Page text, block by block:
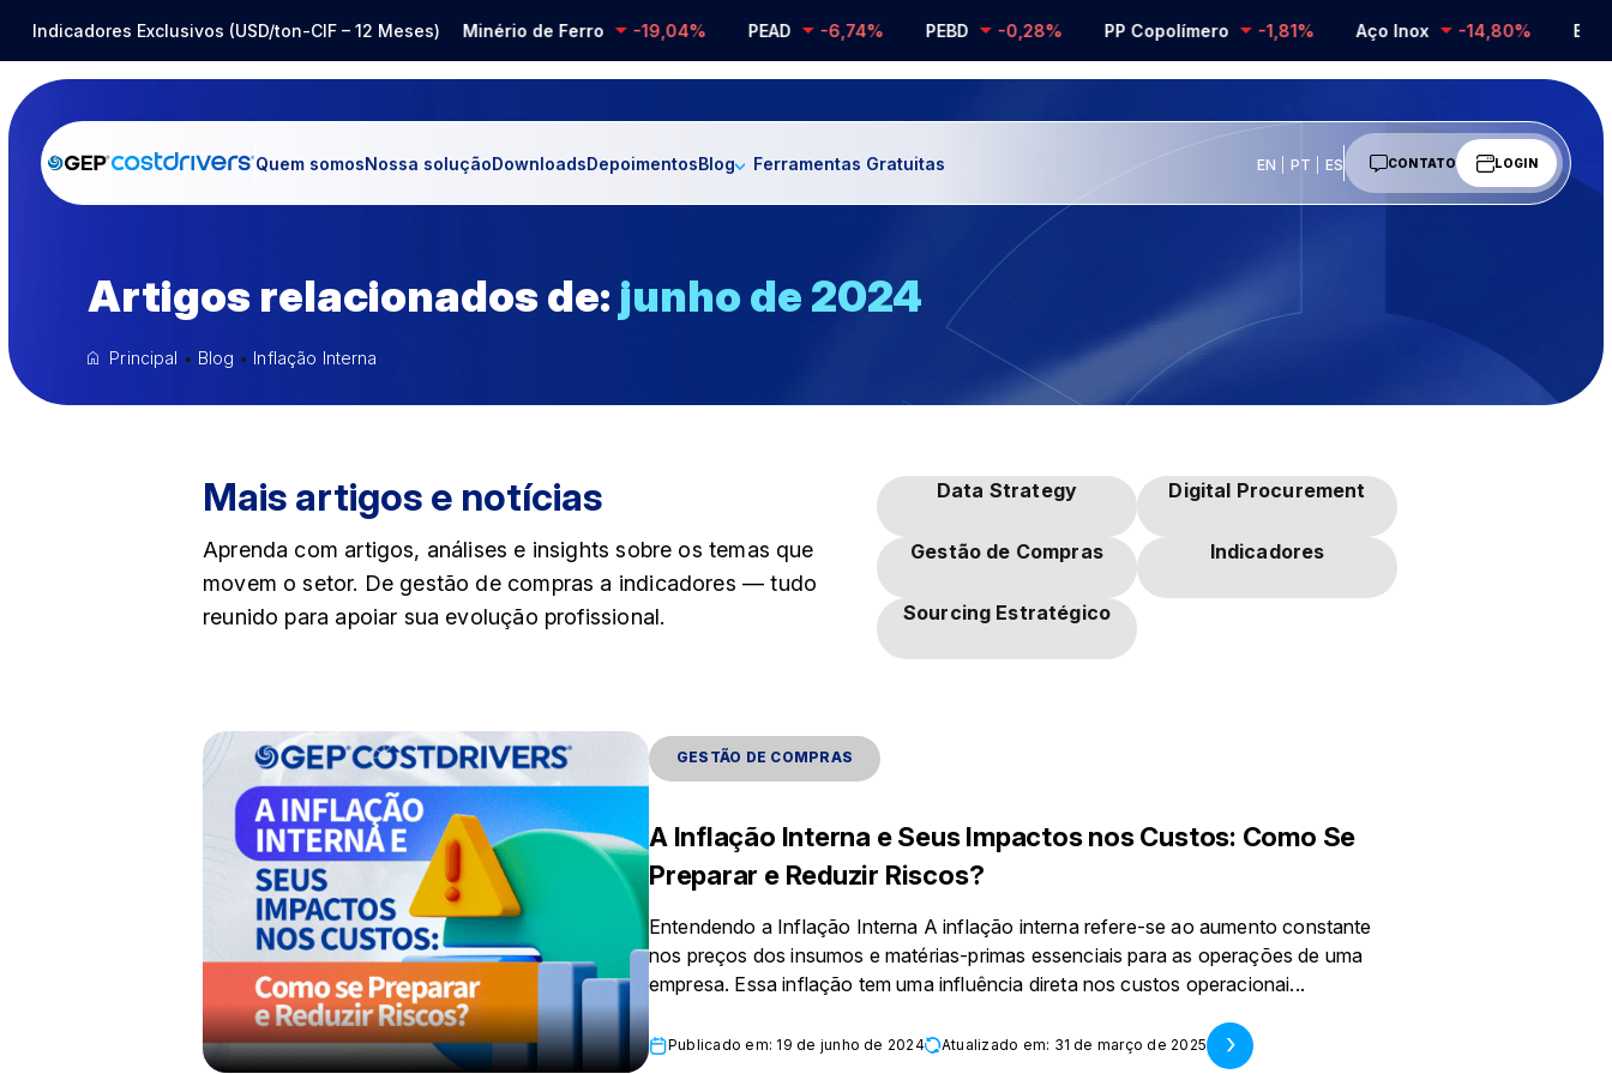
Indicadores Exclusivos (USD/ton-CIF – 12 Meses)
Aço Inox -14,80% Barrilha -25,12% Minério de Ferro -19,04% PEAD -6,74% PEBD -0,28% PP Copolímero -1,81% Aço Inox -14,80%
Quem somosNossa soluçãoDownloadsDepoimentosBlog Ferramentas Gratuitas EN PT ES CONTATO LOGIN
Artigos relacionados de: junho de 2024
Principal • Blog • Inflação Interna
Mais artigos e notícias
Aprenda com artigos, análises e insights sobre os temas que
movem o setor. De gestão de compras a indicadores — tudo
reunido para apoiar sua evolução profissional.
Data Strategy Digital Procurement
Gestão de Compras Indicadores
Sourcing Estratégico
GESTÃO DE COMPRAS
A Inflação Interna e Seus Impactos nos Custos: Como Se
Preparar e Reduzir Riscos?
Entendendo a Inflação Interna A inflação interna refere-se ao aumento constante
nos preços dos insumos e matérias-primas essenciais para as operações de uma
empresa. Essa inflação tem uma influência direta nos custos operacionai...
Publicado em: 19 de junho de 2024 Atualizado em: 31 de março de 2025